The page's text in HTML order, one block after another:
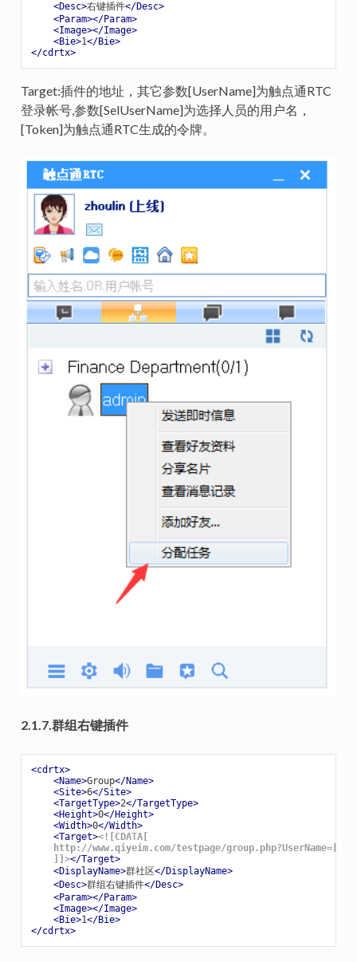
<Desc>右键插件</Desc>
<Param></Param>
<Image></Image>
<Bie>1</Bie>
</cdrtx>
Target:插件的地址，其它参数[UserName]为触点通RTC
登录帐号,参数[SelUserName]为选择人员的用户名，
[Token]为触点通RTC生成的令牌。
2.1.7.群组右键插件
<cdrtx>
<Name>Group</Name>
<Site>6</Site>
<TargetType>2</TargetType>
<Height>0</Height>
<Width>0</Width>
<Target><![CDATA[
http://www.qiyeim.com/testpage/
    ]]>
</Target>
<DisplayName>群社区</DisplayName>
<Desc>群组右键插件</Desc>
<Param></Param>
<Image></Image>
<Bie>1</Bie>
</cdrtx>